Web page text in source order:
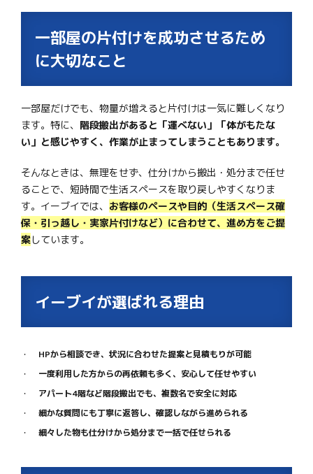
一部屋の片付けを成功させるため
に大切なこと
一部屋だけでも、物量が増えると片付けは一気に難しくなり
ます。特に、 階段搬出があると「運べない」「体がもたな
い」と感じやすく、作業が止まってしまうこともあります。
そんなときは、無理をせず、仕分けから搬出・処分まで任せ
ることで、短時間で生活スペースを取り戻しやすくなりま
す。イーブイでは、 お客様のペースや目的（生活スペース確
保・引っ越し・実家片付けなど）に合わせて、進め方をご提
案しています。
イーブイが選ばれる理由
HPから相談でき、状況に合わせた提案と見積もりが可能
一度利用した方からの再依頼も多く、安心して任せやすい
アパート4階など階段搬出でも、複数名で安全に対応
細かな質問にも丁寧に返答し、確認しながら進められる
細々した物も仕分けから処分まで一括で任せられる